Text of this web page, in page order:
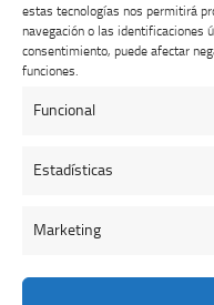
estas tecnologías nos permitirá
navegación o las identificaciones
consentimiento, puede afectar
funciones.
Funcional
Estadísticas
Marketing
Buzón de